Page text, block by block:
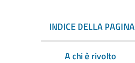
INDICE DELLA PAGINA
A chi è rivolto